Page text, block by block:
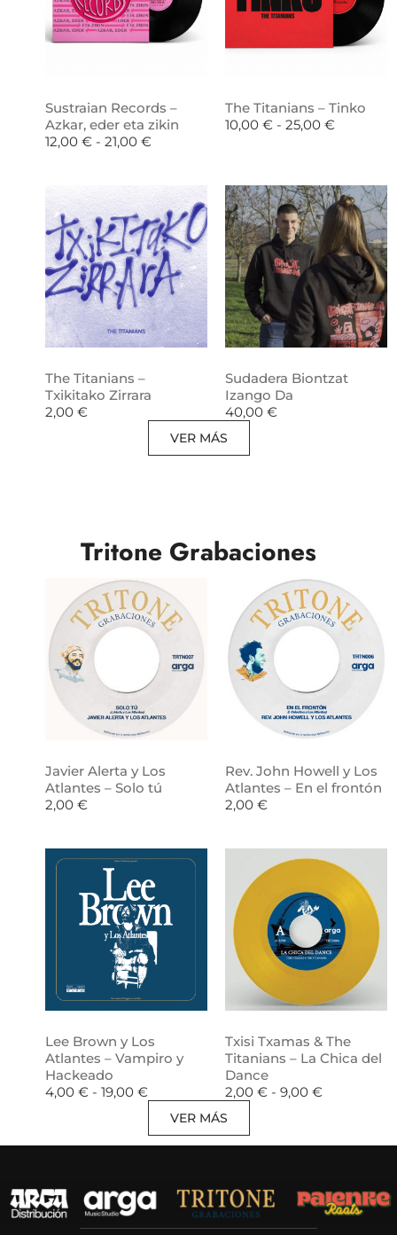
Sustraian Records –
Azkar, eder eta zikin
12,00 € - 21,00 €
The Titanians – Tinko
10,00 € - 25,00 €
The Titanians –
Txikitako Zirrara
2,00 €
Sudadera Biontzat
Izango Da
40,00 €
VER MÁS
Tritone Grabaciones
Javier Alerta y Los
Atlantes – Solo tú
2,00 €
Rev. John Howell y Los
Atlantes – En el frontón
2,00 €
Lee Brown y Los
Atlantes – Vampiro y
Hackeado
4,00 € - 19,00 €
Txisi Txamas & The
Titanians – La Chica del
Dance
2,00 € - 9,00 €
VER MÁS